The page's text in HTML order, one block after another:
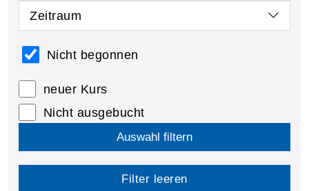
Zeitraum
Nicht begonnen
neuer Kurs
Nicht ausgebucht
Auswahl filtern
Filter leeren